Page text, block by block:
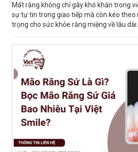
Mất răng không chỉ gây khó khăn trong
sự tự tin trong giao tiếp mà còn kéo theo
trọng cho sức khỏe răng miệng về lâu dài.